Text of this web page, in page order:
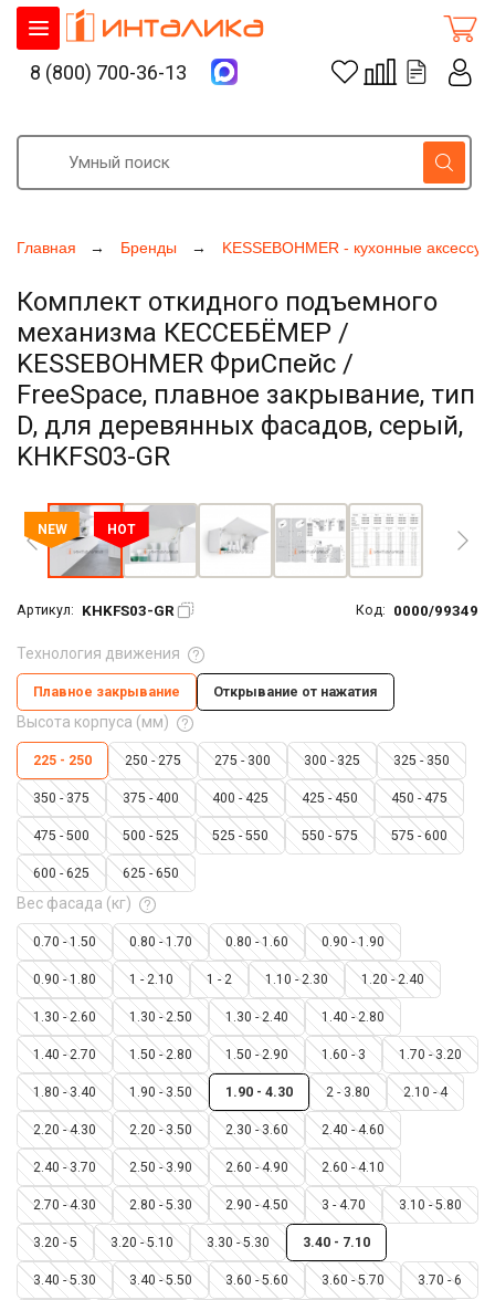
Главная Бренды KESSEBOHMER - кухонные
Комплект откидного подъемного
механизма КЕССЕБЁМЕР /
KESSEBOHMER ФриСпейс /
FreeSpace, плавное закрывание, тип
D, для деревянных фасадов, серый,
KHKFS03-GR
NEW HOT
Артикул: KHKFS03-GR Код: 0000/99349
Технология движения
Плавное закрывание Открывание от нажатия
Высота корпуса (мм)
225 - 250 250 - 275 275 - 300 300 - 325 325 - 350
350 - 375 375 - 400 400 - 425 425 - 450 450 - 475
475 - 500 500 - 525 525 - 550 550 - 575 575 - 600
600 - 625 625 - 650
Вес фасада (кг)
0.70 - 1.50 0.80 - 1.70 0.80 - 1.60 0.90 - 1.90
0.90 - 1.80 1 - 2.10 1 - 2 1.10 - 2.30 1.20 - 2.40
1.30 - 2.60 1.30 - 2.50 1.30 - 2.40 1.40 - 2.80
1.40 - 2.70 1.50 - 2.80 1.50 - 2.90 1.60 - 3 1.70 - 3.20
1.80 - 3.40 1.90 - 3.50 1.90 - 4.30 2 - 3.80 2.10 - 4
2.20 - 4.30 2.20 - 3.50 2.30 - 3.60 2.40 - 4.60
2.40 - 3.70 2.50 - 3.90 2.60 - 4.90 2.60 - 4.10
2.70 - 4.30 2.80 - 5.30 2.90 - 4.50 3 - 4.70 3.10 - 5.80
3.20 - 5 3.20 - 5.10 3.30 - 5.30 3.40 - 7.10
3.40 - 5.30 3.40 - 5.50 3.60 - 5.60 3.60 - 5.70 3.70 - 6
8 (800) 700-36-13